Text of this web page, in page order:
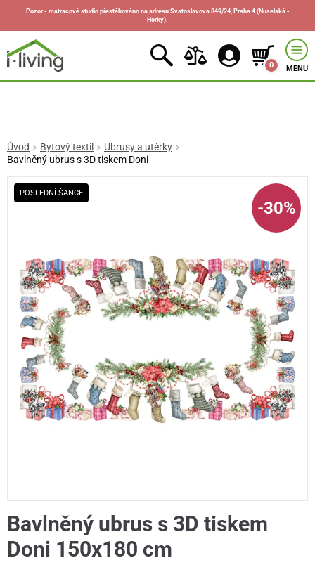
Pozor - matracové studio přestěhováno na adresu Svatoslavova 849/24, Praha 4 (Nuselská -
Horky).
0 MENU
Úvod Bytový textil
Ubrusy a utěrky
Bavlněný ubrus s 3D tiskem Doni
POSLEDNÍ ŠANCE
-30%
Bavlněný ubrus s 3D tiskem
Doni 150x180 cm